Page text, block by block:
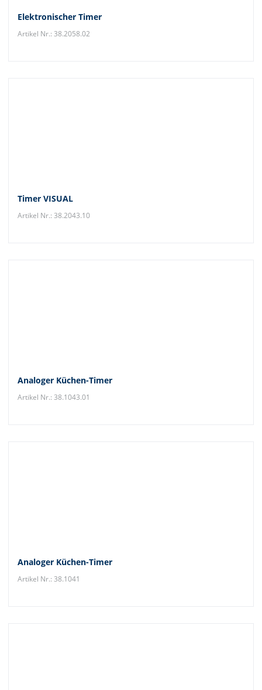
Elektronischer Timer
Artikel Nr.: 38.2058.02
Timer VISUAL
Artikel Nr.: 38.2043.10
Analoger Küchen-Timer
Artikel Nr.: 38.1043.01
Analoger Küchen-Timer
Artikel Nr.: 38.1041